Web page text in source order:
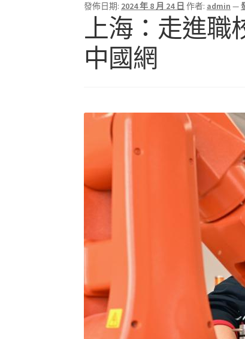
發佈日期: 2024 年 8 月 24 日 作者: admin —
上海：走進職
中國網